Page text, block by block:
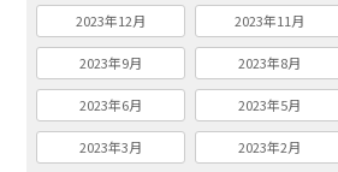
2023年12月 2023年11月
2023年9月 2023年8月
2023年6月 2023年5月
2023年3月 2023年2月